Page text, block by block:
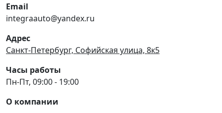
Email
integraauto@yandex.ru
Адрес
Санкт-Петербург, Софийская улица, 8к5
Часы работы
Пн-Пт, 09:00 - 19:00
О компании